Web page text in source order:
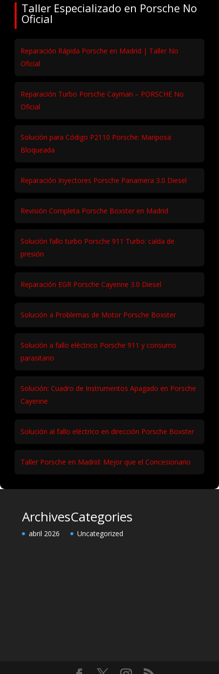
Taller Especializado en Porsche No
Oficial
Reparación Rápida Porsche en Madrid | Taller No
Oficial
Reparación Turbo Porsche Cayman – PORSCHE No
Oficial
Solución para Código P2110 Porsche: Mariposa
Bloqueada
Reparación Inyectores Porsche Panamera 3.0 Diesel
Revisión Completa Porsche Boxster en Madrid
Solución fallo turbo Porsche 911 Turbo: caída de
presión
Reparación EGR Porsche Cayenne 3.0 Diesel
Solución a Problemas de Motor Porsche Boxster
Solución a fallo eléctrico Porsche 911 y consumo
parasitario
Solución: Cuadro de Instrumentos Apagado en Porsche
Cayenne
Solución al fallo eléctrico en dirección Porsche Boxster
Taller Porsche en Madrid: Mejor que el Concesionario
Archives
abril 2026
Categories
Uncategorized